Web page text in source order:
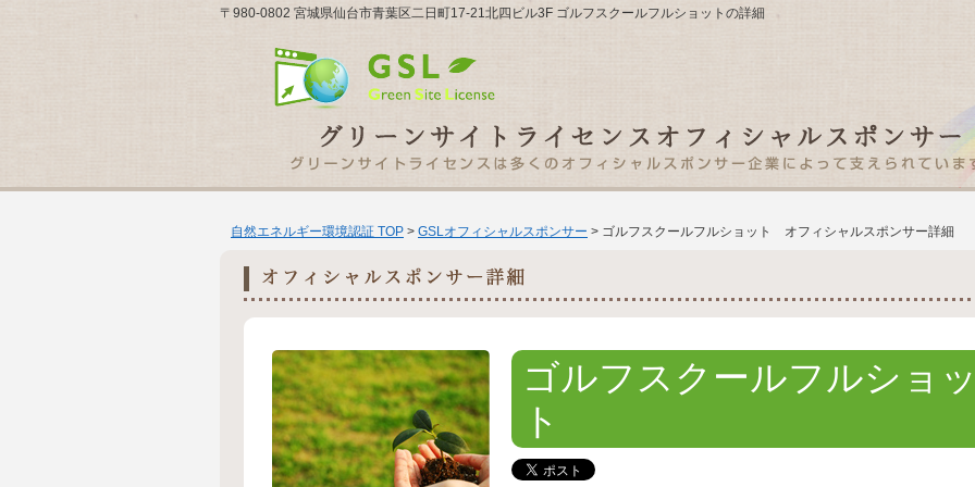
〒980-0802 宮城県仙台市青葉区二日町17-21北四ビル3F ゴルフスクールフルショットの詳細
自然エネルギー環境認証 TOP > GSLオフィシャルスポンサー > ゴルフスクールフルショット オフィシャルスポンサー詳細
ゴルフスクールフルショ
ト